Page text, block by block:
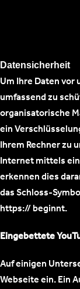
Datensicherheit
Um Ihre Daten
umfassend zu
organisatorische
ein
Ihrem Rechner zu
Internet mittels
erkennen dies
das Schloss-
https:// beginnt.
Eingebettete
Auf einigen
Webseite ein. Ein